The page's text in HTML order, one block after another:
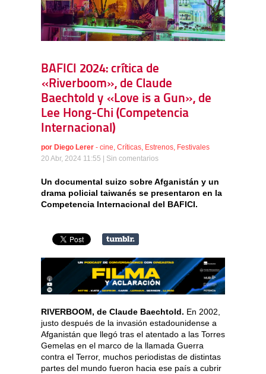
BAFICI 2024: crítica de
«Riverboom», de Claude
Baechtold y «Love is a Gun», de
Lee Hong-Chi (Competencia
Internacional)
por Diego Lerer - cine, Críticas, Estrenos, Festivales
20 Abr, 2024 11:55 | Sin comentarios
Un documental suizo sobre Afganistán y un
drama policial taiwanés se presentaron en la
Competencia Internacional del BAFICI.
RIVERBOOM, de Claude Baechtold. En 2002,
justo después de la invasión estadounidense a
Afganistán que llegó tras el atentado a las Torres
Gemelas en el marco de la llamada Guerra
contra el Terror, muchos periodistas de distintas
partes del mundo fueron hacia ese país a cubrir